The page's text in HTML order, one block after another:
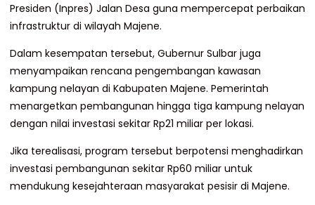
Presiden (Inpres) Jalan Desa guna mempercepat perbaikan
infrastruktur di wilayah Majene.
Dalam kesempatan tersebut, Gubernur Sulbar juga
menyampaikan rencana pengembangan kawasan
kampung nelayan di Kabupaten Majene. Pemerintah
menargetkan pembangunan hingga tiga kampung nelayan
dengan nilai investasi sekitar Rp21 miliar per lokasi.
Jika terealisasi, program tersebut berpotensi menghadirkan
investasi pembangunan sekitar Rp60 miliar untuk
mendukung kesejahteraan masyarakat pesisir di Majene.